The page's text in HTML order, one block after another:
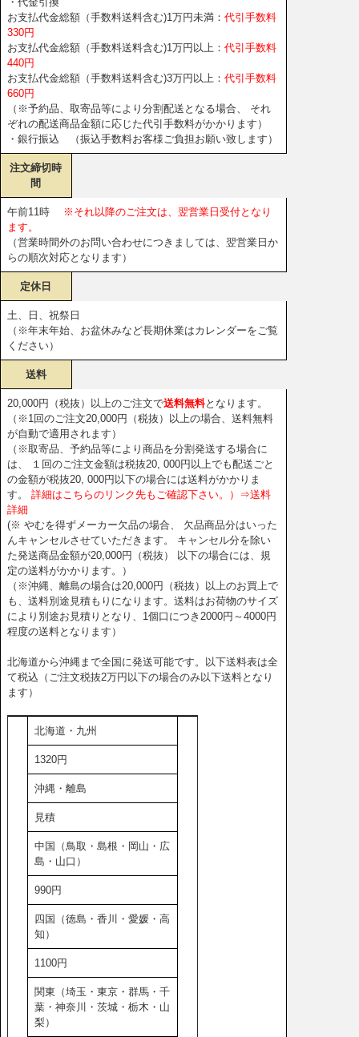
お支払代金総額（手数料送料含む)1万円未満： 代引手数料
330円
お支払代金総額（手数料送料含む)1万円以上： 代引手数料
440円
お支払代金総額（手数料送料含む)3万円以上： 代引手数料
660円
（※予約品、取寄品等により分割配送となる場合、 それ
ぞれの配送商品金額に応じた代引手数料がかかります）
・銀行振込 （振込手数料お客様ご負担お願い致します）
注文締切時
間
午前11時
※それ以降のご注文は、翌営業日受付となり
ます。
（営業時間外のお問い合わせにつきましては、翌営業日か
らの順次対応となります）
定休日
土、日、祝祭日
（※年末年始、お盆休みなど長期休業はカレンダーをご覧
ください）
送料
20,000円（税抜）以上のご注文で送料無料となります。
（※1回のご注文20,000円（税抜）以上の場合、送料無料
が自動で適用されます）
（※取寄品、予約品等により商品を分割発送する場合に
は、 １回のご注文金額は税抜20, 000円以上でも配送ごと
の金額が税抜20, 000円以下の場合には送料がかかりま
す。
詳細はこちらのリンク先もご確認下さい。）⇒送料
詳細
(※ やむを得ずメーカー欠品の場合、 欠品商品分はいった
んキャンセルさせていただきます。 キャンセル分を除い
た発送商品金額が20,000円（税抜） 以下の場合には、規
定の送料がかかります。）
（※沖縄、離島の場合は20,000円（税抜）以上のお買上で
も、送料別途見積もりになります。送料はお荷物のサイズ
により別途お見積りとなり、1個口につき2000円～4000円
程度の送料となります）
北海道から沖縄まで全国に発送可能です。以下送料表は全
て税込（ご注文税抜2万円以下の場合のみ以下送料となり
ます）
北海道・九州
1320円
沖縄・離島
見積
中国（鳥取・島根・岡山・広
島・山口）
990円
四国（徳島・香川・愛媛・高
知）
1100円
関東（埼玉・東京・群馬・千
葉・神奈川・茨城・栃木・山
梨）